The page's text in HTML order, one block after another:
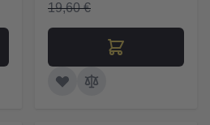
19,60 €